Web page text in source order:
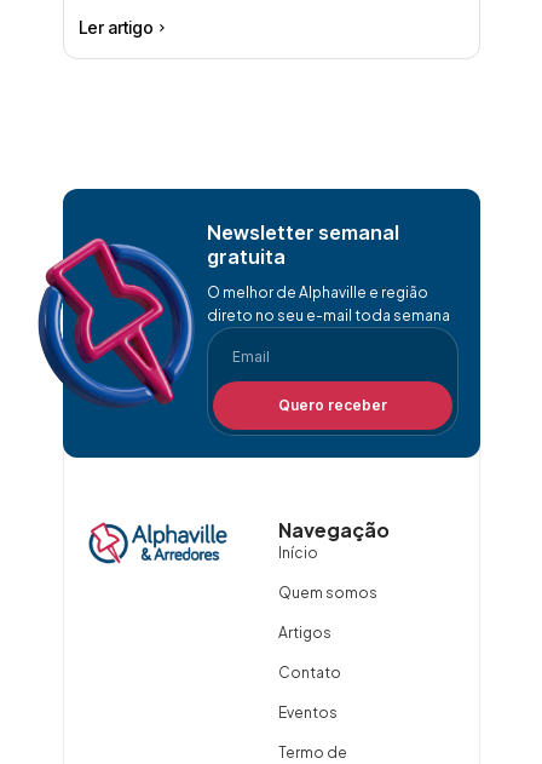
Ler artigo
Newsletter semanal
gratuita
O melhor de Alphaville e região
direto no seu e-mail toda semana
Quero receber
Navegação
Início
Quem somos
Artigos
Contato
Eventos
Termo de